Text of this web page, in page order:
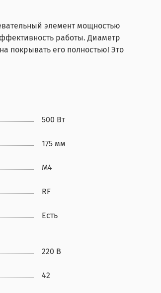
элемент мощностью
работы. Диаметр
покрывать его полностью! Это
500 Вт
175 мм
М4
RF
Есть
220 В
42